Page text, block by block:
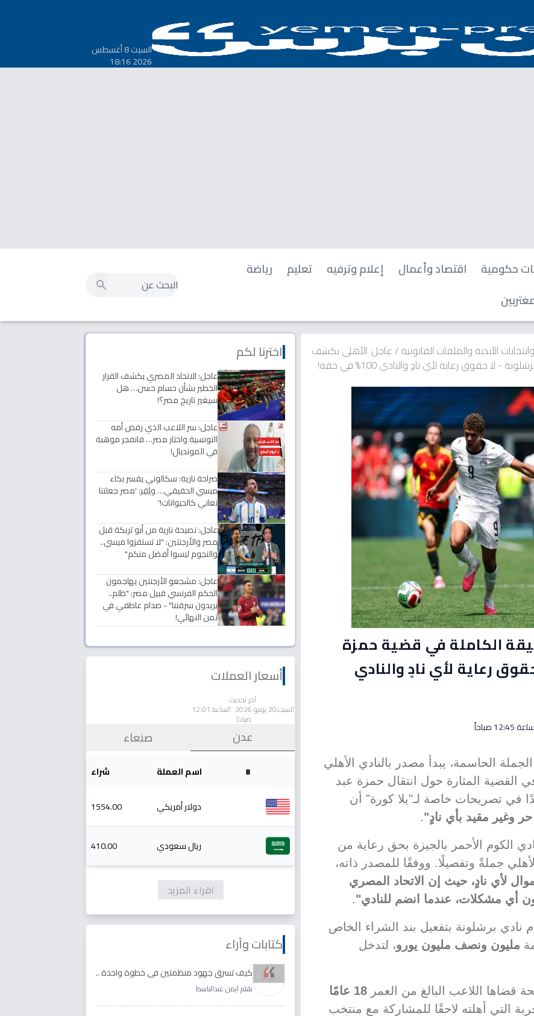
السبت 8 أغسطس
2026 18:16
حكومية اقتصاد وأعمال إعلام وترفيه تعليم
رياضة
الأندية والملفات القانونية/عاجل: الأهلي يكشف
حقوق رعاية لأي نادٍ والنادي 100% في حقه!
الكاملة في قضية حمزة
رعاية لأي نادٍ والنادي
الحاسمة، يبدأ مصدر بالنادي الأهلي
القضية المثارة حول انتقال حمزة عبد
في تصريحات خاصة لـ"يلا كورة" أن
وغير مقيد بأي نادٍ".
الكوم الأحمر بالجيزة بحق رعاية من
جملةً وتفصيلًا. ووفقًا للمصدر ذاته،
لأي نادٍ، حيث إن الاتحاد المصري
أي مشكلات، عندما انضم للنادي".
نادي برشلونة بتفعيل بند الشراء الخاص
مليون ونصف مليون يورو، لتدخل
قضاها اللاعب البالغ من العمر 18 عامًا
التي أهلته لاحقًا للمشاركة مع منتخب
اخترنا لكم
عاجل: الاتحاد المصري يكشف القرار
الخطير بشأن حسام حسن… هل
سيغير تاريخ مصر؟!
عاجل: سر اللاعب الذي رفض أمه
التونسية واختار مصر… فانفجر موهبة
في المونديال!
صراحة نارية: سكالوني يفسر بكاء
ميسي الحقيقي… ويُقِر: 'مصر جعلتنا
نعاني كالحيوانات!'
عاجل: نصيحة نارية من أبو تريكة قبل
مصر والأرجنتين: "لا تستفزوا ميسي..
والنجوم ليسوا أفضل منكم"
عاجل: مشجعو الأرجنتين يهاجمون
الحكم الفرنسي قبيل مصر: "ظلم..
يريدون سرقتنا" - صدام عاطفي في
ثمن النهائي!
أسعار العملات
آخر تحديث
السبت,20 يونيو 2026 الساعة 12:01
صباحا
عدن صنعاء
# اسم العملة شراء
دولار أمريكي 1554.00
ريال سعودي 410.00
اقراء المزيد
كتابات وآراء
كيف تسرق جهود منظمتين في خطوة واحدة ..
الأجابة لدى رقية عبد الله الغولي وغدير طيره
بقلم ايمن عبدالباسط